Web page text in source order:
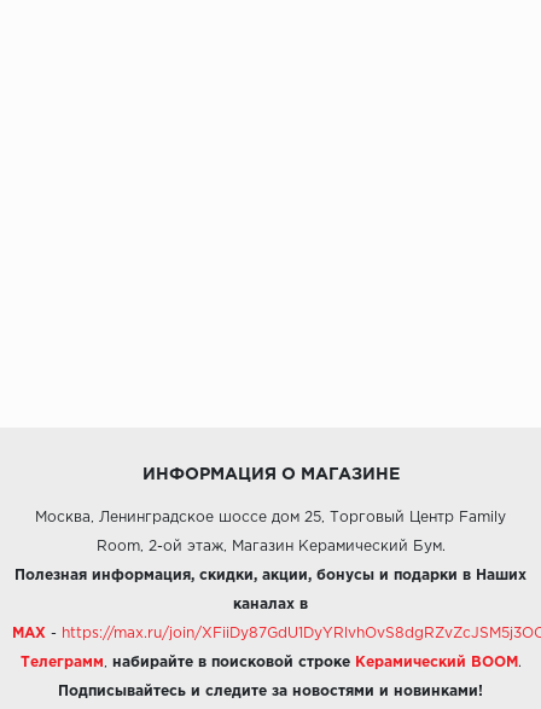
ИНФОРМАЦИЯ О МАГАЗИНЕ
Москва, Ленинградское шоссе дом 25, Торговый Центр Family
Room, 2-ой этаж, Магазин Керамический Бум.
Полезная информация, скидки, акции, бонусы и подарки в Наших
каналах в
MAX - https://max.ru/join/
Телеграмм набирайте в поисковой строке Керамический BOOM .
Подписывайтесь и следите за новостями и новинками!